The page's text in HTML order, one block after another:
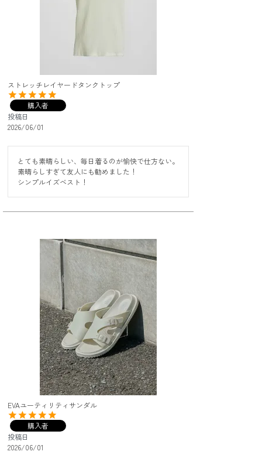
ストレッチレイヤードタンクトップ
購入者
投稿日
2026/06/01
とても素晴らしい、毎日着るのが愉快で仕方ない。
素晴らしすぎて友人にも勧めました！
シンプルイズベスト！
EVAユーティリティサンダル
購入者
投稿日
2026/06/01